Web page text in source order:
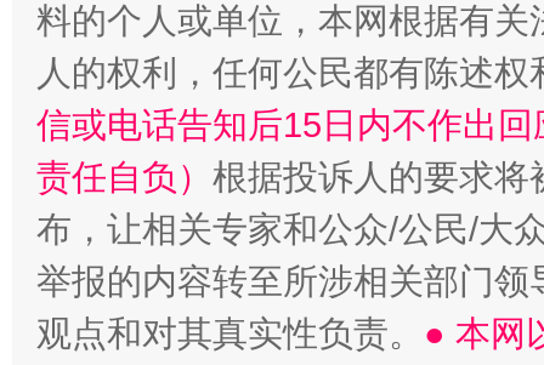
“蜀中异人”王建安的艺术幻境
料的个人或单位，本网根据有
人的权利，任何公民都有陈述
信或电话告知后15日内不作出
责任自负） 根据投诉人的要求将
布，让相关专家和公众/公民/大
举报的内容转至所涉相关部门
观点和对其真实性负责。 ● 本网